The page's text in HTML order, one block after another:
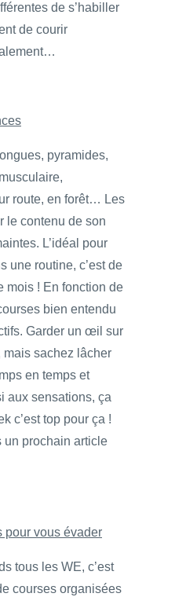
de s’habiller
de courir
pyramides,
route, en forêt… Les
le contenu de son
L’idéal pour
une routine, c’est de
mois ! En fonction de
bien entendu
Garder un œil sur
mais sachez lâcher
en temps et
aux sensations, ça
c’est top pour ça !
un prochain article
pour vous évader
tous les WE, c’est
courses organisées